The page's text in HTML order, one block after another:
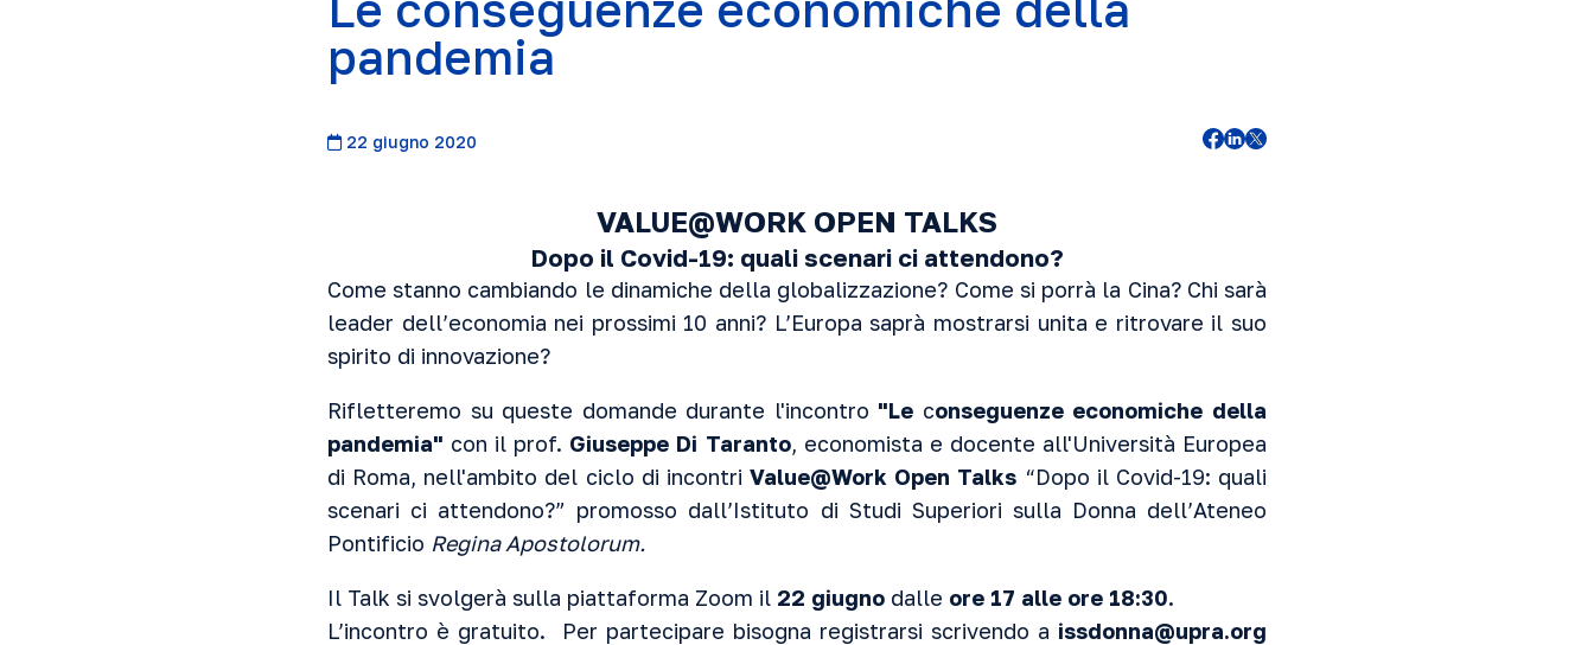
pandemia
22 giugno 2020
VALUE@WORK OPEN TALKS
Dopo il Covid-19: quali scenari ci attendono?
Come stanno cambiando le dinamiche della globalizzazione? Come si porrà la Cina? Chi sarà
leader dell’economia nei prossimi 10 anni? L’Europa saprà mostrarsi unita e ritrovare il suo
spirito di innovazione?
Rifletteremo su queste domande durante l'incontro "Le conseguenze economiche della
pandemia" con il prof. Giuseppe Di Taranto, economista e docente all'Università Europea
di Roma, nell'ambito del ciclo di incontriValue@Work Open Talks “Dopo il Covid-19: quali
scenari ci attendono?” promosso dall’Istituto di Studi Superiori sulla Donna dell’Ateneo
Pontificio Regina Apostolorum.
Il Talk si svolgerà sulla piattaforma Zoom il 22 giugno dalle ore 17 alle ore 18:30.
L’incontro è gratuito. Per partecipare bisogna registrarsi scrivendo a issdonna@upra.org